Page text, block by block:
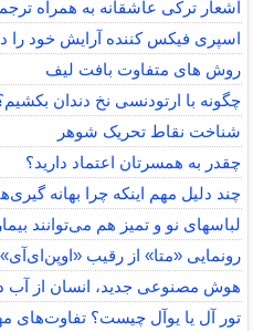
اشعار ترکی عاشقانه به همراه
اسپری فیکس کننده آرایش خود را
روش های متفاوت بافت لیف
چگونه با ارتودنسی نخ دندان
شناخت نقاط تحریک شوهر
چقدر به همسرتان اعتماد دارید؟
چند دلیل مهم اینکه چرا بهانه
لباس‎های نو و تمیز هم می‌توانند بیماری‌زا باشند!
رونمایی «متا» از رقیب
هوش مصنوعی جدید، انسان از آب
تور آل یا یوآل چیست؟ تفاوت‌های